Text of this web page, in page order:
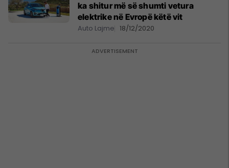
ka shitur më së shumti vetura
elektrike në Evropë këtë vit
Auto Lajme 18/12/2020